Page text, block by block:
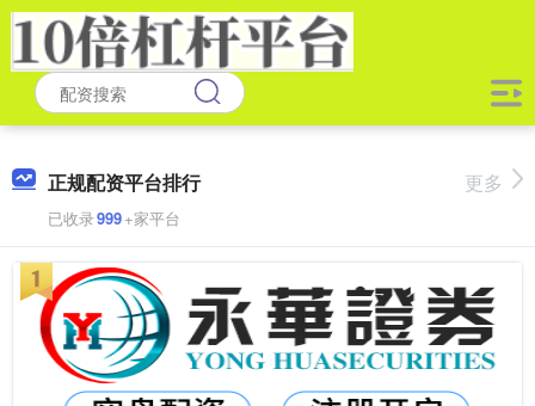
正规配资平台排行
已收录999+家平台
更多